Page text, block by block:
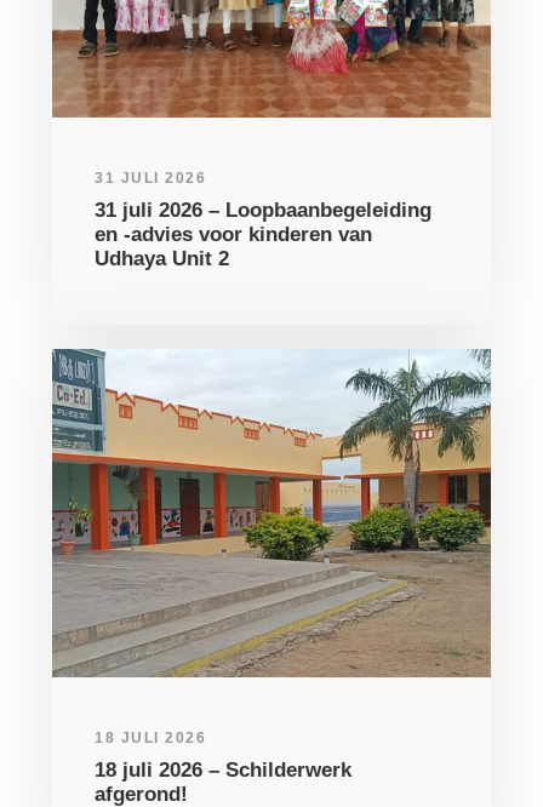
31 JULI 2026
31 juli 2026 – Loopbaanbegeleiding
en -advies voor kinderen van
Udhaya Unit 2
18 JULI 2026
18 juli 2026 – Schilderwerk
afgerond!